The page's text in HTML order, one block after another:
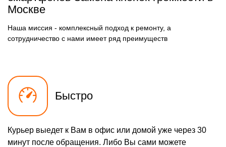
Замена разъёма
наушников (гарнитуры)
490 р
Замена разъема зарядки
(питания)
490 р
Замена разъема SIM
Замена полифонического
динамика
Замена передней камеры
490 р
Заказать
Москве
Наша миссия - комплексный подход к ремонту, а
сотрудничество с нами имеет ряд преимуществ
Быстро
Курьер выедет к Вам в офис или домой уже через 30
минут после обращения. Либо Вы сами можете